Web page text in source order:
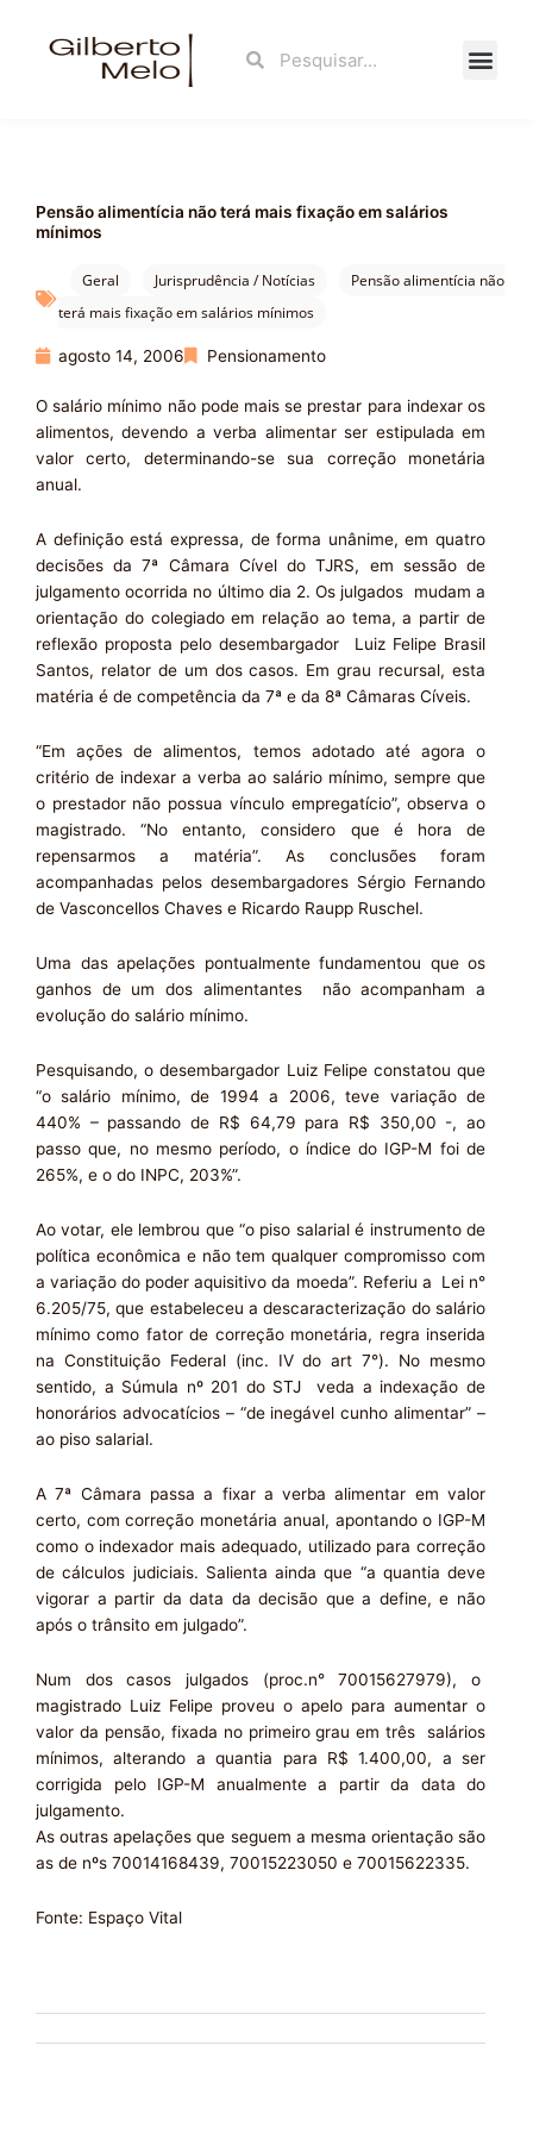
Search
Pensão alimentícia não terá mais fixação em salários
mínimos
Geral Jurisprudência / Notícias
Pensão alimentícia não
terá mais fixação em salários mínimos
agosto 14, 2006 Pensionamento
O salário mínimo não pode mais se prestar para indexar os
alimentos, devendo a verba alimentar ser estipulada em
valor certo, determinando-se sua correção monetária
anual.
A definição está expressa, de forma unânime, em quatro
decisões da 7ª Câmara Cível do TJRS, em sessão de
julgamento ocorrida no último dia 2. Os julgados mudam a
orientação do colegiado em relação ao tema, a partir de
reflexão proposta pelo desembargador Luiz Felipe Brasil
Santos, relator de um dos casos. Em grau recursal, esta
matéria é de competência da 7ª e da 8ª Câmaras Cíveis.
“Em ações de alimentos, temos adotado até agora o
critério de indexar a verba ao salário mínimo, sempre que
o prestador não possua vínculo empregatício”, observa o
magistrado. “No entanto, considero que é hora de
repensarmos a matéria”. As conclusões foram
acompanhadas pelos desembargadores Sérgio Fernando
de Vasconcellos Chaves e Ricardo Raupp Ruschel.
Uma das apelações pontualmente fundamentou que os
ganhos de um dos alimentantes não acompanham a
evolução do salário mínimo.
Pesquisando, o desembargador Luiz Felipe constatou que
“o salário mínimo, de 1994 a 2006, teve variação de
440% – passando de R$ 64,79 para R$ 350,00 -, ao
passo que, no mesmo período, o índice do IGP-M foi de
265%, e o do INPC, 203%”.
Ao votar, ele lembrou que “o piso salarial é instrumento de
política econômica e não tem qualquer compromisso com
a variação do poder aquisitivo da moeda”. Referiu a Lei n°
6.205/75, que estabeleceu a descaracterização do salário
mínimo como fator de correção monetária, regra inserida
na Constituição Federal (inc. IV do art 7°). No mesmo
sentido, a Súmula nº 201 do STJ veda a indexação de
honorários advocatícios – “de inegável cunho alimentar” –
ao piso salarial.
A 7ª Câmara passa a fixar a verba alimentar em valor
certo, com correção monetária anual, apontando o IGP-M
como o indexador mais adequado, utilizado para correção
de cálculos judiciais. Salienta ainda que “a quantia deve
vigorar a partir da data da decisão que a define, e não
após o trânsito em julgado”.
Num dos casos julgados (proc.n° 70015627979), o
magistrado Luiz Felipe proveu o apelo para aumentar o
valor da pensão, fixada no primeiro grau em três salários
mínimos, alterando a quantia para R$ 1.400,00, a ser
corrigida pelo IGP-M anualmente a partir da data do
julgamento.
As outras apelações que seguem a mesma orientação são
as de nºs 70014168439, 70015223050 e 70015622335.
Fonte: Espaço Vital